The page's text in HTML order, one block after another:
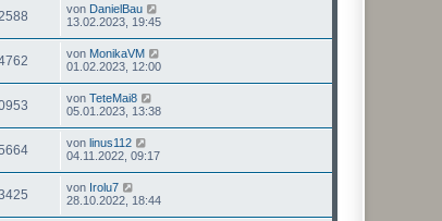
von DanielBau
13.02.2023, 19:45
von MonikaVM
01.02.2023, 12:00
von TeteMai8
05.01.2023, 13:38
von linus112
04.11.2022, 09:17
von Irolu7
28.10.2022, 18:44